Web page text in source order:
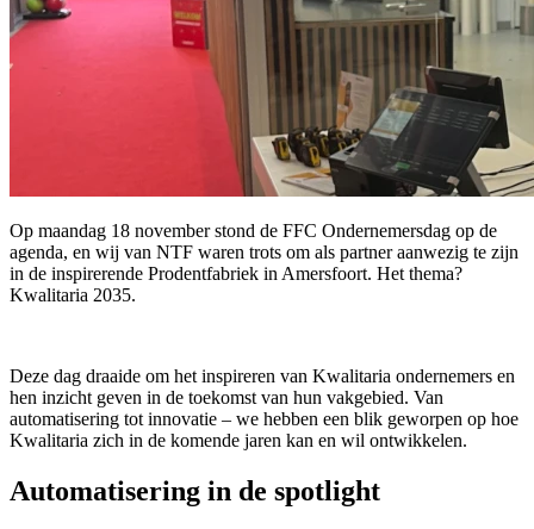
Op maandag 18 november stond de FFC Ondernemersdag op de
agenda, en wij van NTF waren trots om als partner aanwezig te zijn
in de inspirerende Prodentfabriek in Amersfoort. Het thema?
Kwalitaria 2035.
Deze dag draaide om het inspireren van Kwalitaria ondernemers en
hen inzicht geven in de toekomst van hun vakgebied. Van
automatisering tot innovatie – we hebben een blik geworpen op hoe
Kwalitaria zich in de komende jaren kan en wil ontwikkelen.
Automatisering in de spotlight